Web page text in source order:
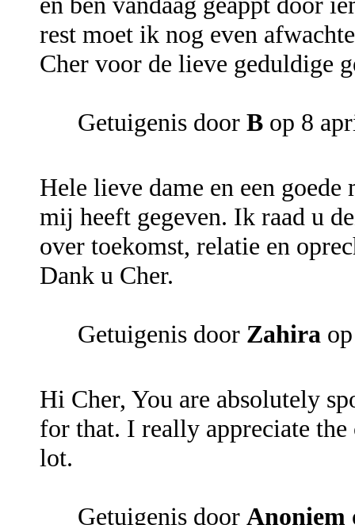
rest moet ik nog even
Cher voor de lieve geduldige
Getuigenis door B op 8
Hele lieve dame en een
mij heeft gegeven. Ik raad u
over toekomst, relatie en
Dank u Cher.
Getuigenis door Zahira
Hi Cher, You are absolutely
for that. I really appreciate
lot.
Getuigenis door Anoniem